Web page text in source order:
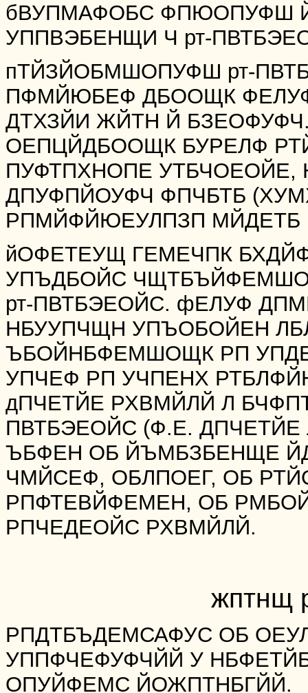
бВУПМАФОБС ФПЮОПУФШ
УППВЭБЕНЩИ Ч рт-
пТЙЗЙОБМШОПУФШ рт-
ПФМЙЮБЕФ ДБООЩК
ДТХЗЙИ ЖЙТН Й
ОЕПЦЙДБООЩК БУРЕЛФ
ПУФТПХНОПЕ УТБЧОЕОЙЕ,
ДПУФПЙОУФЧ ФПЧБТБ
РПМЙФЙЮЕУЛПЗП МЙДЕТБ
йОФЕТЕУЩ ГЕМЕЧПК
УПЪДБОЙС
рт-ПВТБЭЕОЙС. фЕЛУФ
НБУУПЧЩН УПЪОБОЙЕН
ЪБОЙНБФЕМШОЩК РП
УПЧЕФ РП УЧПЕНХ
дПЧЕТЙЕ РХВМЙЛЙ Л
ПВТБЭЕОЙС (Ф.Е.
ЪБФЕН ОБ ЙЪМБЗБЕНЩЕ
ЧМЙСЕФ, ОБЛПОЕГ, ОБ
РПФТЕВЙФЕМЕН, ОБ
РПЧЕДЕОЙС РХВМЙЛЙ.
жптнщ
РПДТБЪДЕМСАФУС ОБ
УППФЧЕФУФЧЙЙ У
ОПУЙФЕМС ЙОЖПТНБГЙЙ.